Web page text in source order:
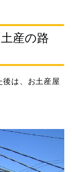
産の路
後は、お土産屋